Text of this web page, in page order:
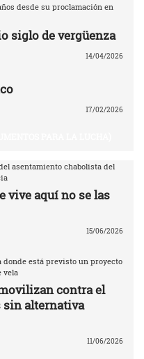
desde su proclamación en
siglo de vergüenza
14/04/2026
17/02/2026
asentamiento chabolista del
vive aquí no se las
15/06/2026
está previsto un proyecto
vela
contra el
sin alternativa
11/06/2026